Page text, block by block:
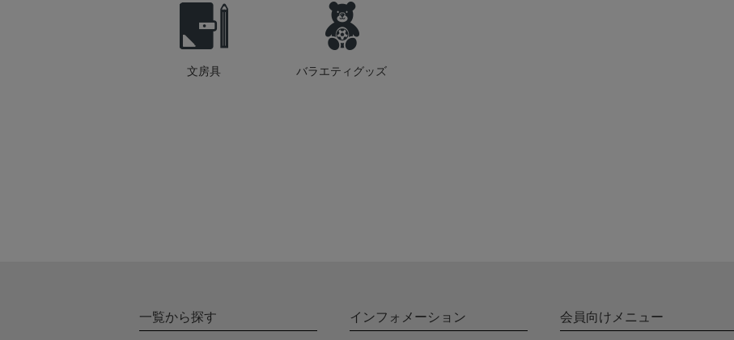
文房具 バラエティグッズ
一覧から探す インフォメーション 会員向けメニュー